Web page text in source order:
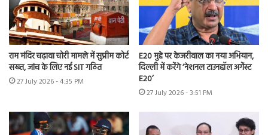
राम मंदिर चढ़ावा चोरी मामले में सुप्रीम कोर्ट
सख्त, जांच के लिए नई SIT गठित
27 July 2026 - 4:35 PM
E20 मुद्दे पर केजरीवाल का नया अभियान,
दिल्ली में करेंगे ‘नेशनल टाउनहॉल अगेंस्ट
E20’
27 July 2026 - 3:51 PM